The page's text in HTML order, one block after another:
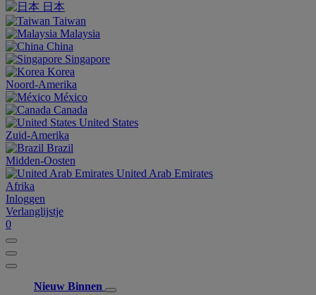
日本
Taiwan
Malaysia
China
Singapore
Korea
Noord-Amerika
México
Canada
United States
Zuid-Amerika
Brazil
Midden-Oosten
United Arab Emirates
Afrika
Inloggen
Verlanglijstje
0
Nieuw Binnen